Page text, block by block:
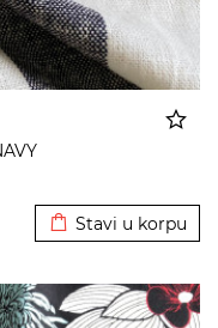
Stavi u korpu